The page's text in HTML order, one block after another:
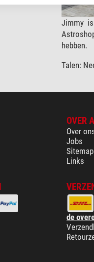
Jimmy
hebben.
Talen:
OVER
Over
Jobs
Sitemap
Links
de